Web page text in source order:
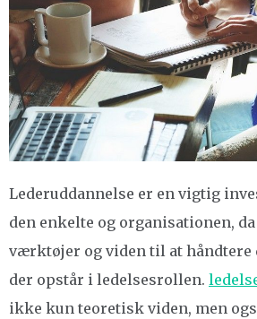
Lederuddannelse er en vigtig
den enkelte og organisationen,
værktøjer og viden til at håndtere
der opstår i ledelsesrollen.
ikke kun teoretisk viden, men